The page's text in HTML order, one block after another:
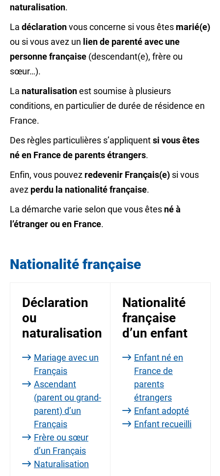
naturalisation.
La déclarationvous concerne si vous êtes marié(e)
ou si vous avez un lien de parenté avec une
personne française (descendant(e), frère ou
sœur…).
La naturalisationest soumise à plusieurs
conditions, en particulier de durée de résidence en
France.
Des règles particulières s’appliquentsi vous êtes
né en France de parents étrangers.
Enfin, vous pouvez redevenir Français(e) si vous
avez perdu la nationalité française.
La démarche varie selon que vous êtes né à
l’étranger ou en France.
Nationalité française
Déclaration
ou
naturalisation
Mariage avec un
Français
Ascendant
(parent ou grand-
parent) d’un
Français
Frère ou sœur
d’un Français
Naturalisation
Nationalité
française
d’un enfant
Enfant né en
France de
parents
étrangers
Enfant adopté
Enfant recueilli